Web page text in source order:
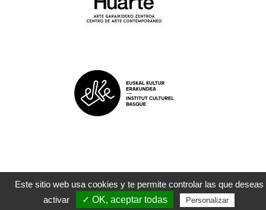
©ZAPART|Legezko oharrak| 2022
Este sitio web usa cookies y te permite controlar las que deseas
activar
✓ OK, aceptar todas Personalizar